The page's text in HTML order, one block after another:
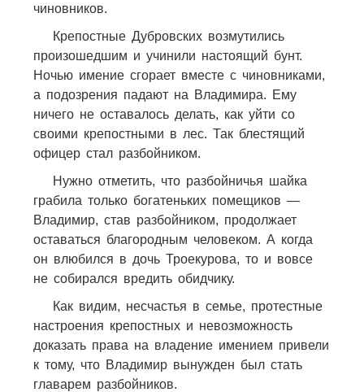
чиновников.
Крепостные Дубровских возмутились
произошедшим и учинили настоящий бунт.
Ночью имение сгорает вместе с чиновниками,
а подозрения падают на Владимира. Ему
ничего не оставалось делать, как уйти со
своими крепостными в лес. Так блестящий
офицер стал разбойником.
Нужно отметить, что разбойничья шайка
грабила только богатеньких помещиков —
Владимир, став разбойником, продолжает
оставаться благородным человеком. А когда
он влюбился в дочь Троекурова, то и вовсе
не собирался вредить обидчику.
Как видим, несчастья в семье, протестные
настроения крепостных и невозможность
доказать права на владение имением привели
к тому, что Владимир вынужден был стать
главарем разбойников.